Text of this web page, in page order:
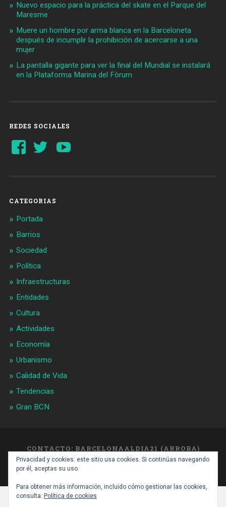
Nuevo espacio para la práctica del skate en el Parque del
Maresme
Muere un hombre por arma blanca en la Barceloneta
después de incumplir la prohibición de acercarse a una
mujer
La pantalla gigante para ver la final del Mundial se instalará
en la Plataforma Marina del Fòrum
REDES SOCIALES
Ver
perfil
Ver
perfil
CATEGORIAS
Portada
Barrios
Sociedad
Política
Infraestructuras
Entidades
Cultura
Actividades
Economía
Urbanismo
Calidad de Vida
Tendencias
Gran BCN
CONTACTO: BARCELONAALDIA21 (ARROBA)
GMAIL.COM
Privacidad y cookies: este sitio usa cookies. Si continúas navegando
por él, aceptas su uso.
Para obtener más información, incluido cómo gestionar las cookies,
consulta: Política de cookies